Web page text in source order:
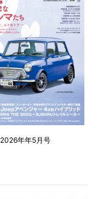
2026年年5月号